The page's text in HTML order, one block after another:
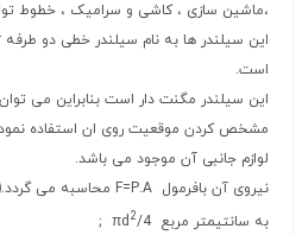
،ماشین سازی ، کاشی و سرامیک ، خطوط
است.
این سیلندر مگنت دار است بنابراین می
مشخص کردن موقعیت روی ان استفاده
لوازم جانبی آن موجود می باشد.
به سانتیمتر مربع 4/πd
2
;